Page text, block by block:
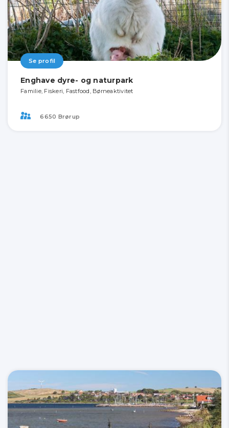
Se profil
Enghave dyre- og naturpark
Familie, Fiskeri, Fastfood, Børneaktivitet
6650 Brørup